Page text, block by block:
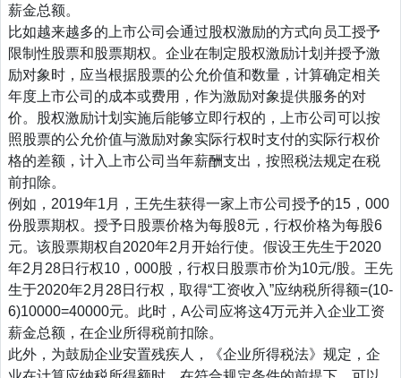
薪金总额。
比如越来越多的上市公司会通过股权激励的方式向员工授予
限制性股票和股票期权。企业在制定股权激励计划并授予激
励对象时，应当根据股票的公允价值和数量，计算确定相关
年度上市公司的成本或费用，作为激励对象提供服务的对
价。股权激励计划实施后能够立即行权的，上市公司可以按
照股票的公允价值与激励对象实际行权时支付的实际行权价
格的差额，计入上市公司当年薪酬支出，按照税法规定在税
前扣除。
例如，2019年1月，王先生获得一家上市公司授予的15，000
份股票期权。授予日股票价格为每股8元，行权价格为每股6
元。该股票期权自2020年2月开始行使。假设王先生于2020
年2月28日行权10，000股，行权日股票市价为10元/股。王先
生于2020年2月28日行权，取得“工资收入”应纳税所得额=(10-
6)10000=40000元。此时，A公司应将这4万元并入企业工资
薪金总额，在企业所得税前扣除。
此外，为鼓励企业安置残疾人，《企业所得税法》规定，企